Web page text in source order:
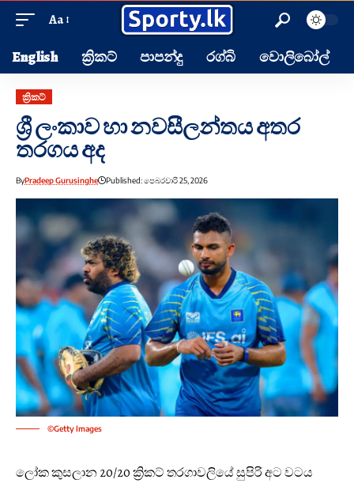
Aa
English ක්‍රිකට් පාපන්දු රග්බි වොලිබෝල්
ක්‍රිකට්
ශ්‍රී ලංකාව හා නවසීලන්තය අතර
තරගය අද
ByPradeep Gurusinghe Published: පෙබරවාරි 25, 2026
©Getty Images
ලෝක කුසලාන 20/20 ක්‍රිකට් තරගාවලියේ සුපිරි අට වටය